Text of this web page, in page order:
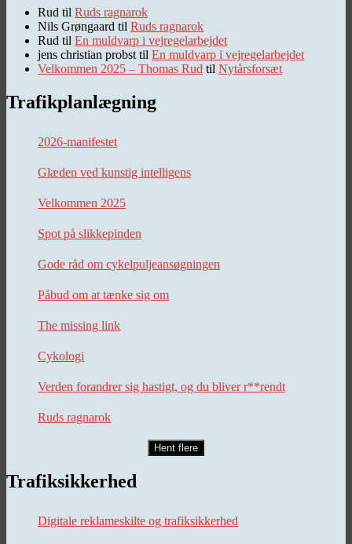
Rud til Ruds ragnarok
Nils Grøngaard til Ruds ragnarok
Rud til En muldvarp i vejregelarbejdet
jens christian probst til En muldvarp i vejregelarbejdet
Velkommen 2025 – Thomas Rud til Nytårsforsæt
Trafikplanlægning
2026-manifestet
Glæden ved kunstig intelligens
Velkommen 2025
Spot på slikkepinden
Gode råd om cykelpuljeansøgningen
Påbud om at tænke sig om
The missing link
Cykologi
Verden forandrer sig hastigt, og du bliver r**rendt
Ruds ragnarok
Hent flere
Trafiksikkerhed
Digitale reklameskilte og trafiksikkerhed